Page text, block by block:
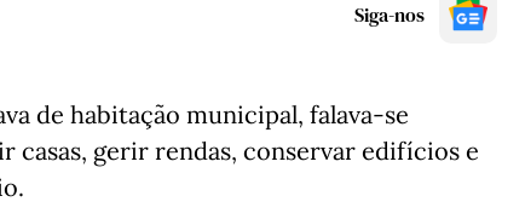
Siga-nos
de habitação municipal, falava-se
gerir rendas, conservar edifícios e